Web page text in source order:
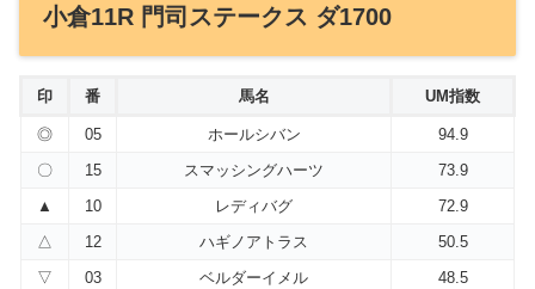
小倉11R 門司ステークス ダ1700
印 番 馬名 UM指数
◎ 05 ホールシバン
94.9
〇
15 スマッシングハーツ
73.9
▲
10 レディバグ
72.9
△
12 ハギノアトラス
50.5
▽
03 ベルダーイメル
48.5